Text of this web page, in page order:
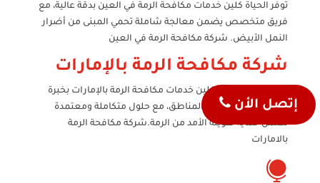
توفر الحياة كلين خدمات مكافحة الرمة في العين بدقة عالية، مع
فريق متخصص يضمن معالجة شاملة تحمي المبنى من أضرار
النمل الأبيض. شركة مكافحة الرمة في العين
شركة مكافحة الرمة بالإمارات
تقدّم شركة الحياة كلين خدمات مكافحة الرمة بالإمارات بخبرة
واسعة تغطي جميع المناطق، مع حلول متكاملة ومعتمدة
تضمن حماية طويلة الأمد من الرمة.شركة مكافحة الرمة
بالامارات

إتصل الأن